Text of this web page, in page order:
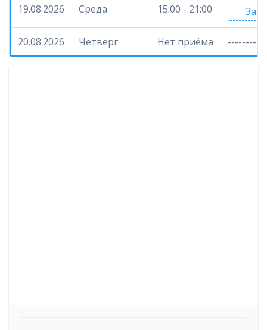
19.08.2026 Среда 15:00 - 21:00
20.08.2026 Четверг Нет приёма